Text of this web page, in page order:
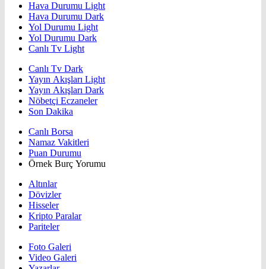
Hava Durumu Light
Hava Durumu Dark
Yol Durumu Light
Yol Durumu Dark
Canlı Tv Light
Canlı Tv Dark
Yayın Akışları Light
Yayın Akışları Dark
Nöbetçi Eczaneler
Son Dakika
Canlı Borsa
Namaz Vakitleri
Puan Durumu
Örnek Burç Yorumu
Altınlar
Dövizler
Hisseler
Kripto Paralar
Pariteler
Foto Galeri
Video Galeri